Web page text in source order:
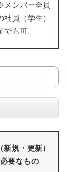
メンバー全員
社員（学生）
でも可。
新規・更新）
要なもの